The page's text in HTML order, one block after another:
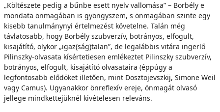
„Költészete pedig a bűnbe esett nyelv vallomása” – Borbély e
mondata önmagában is gyöngyszem, s önmagában szinte egy
kisebb tanulmánynyi értelmezést követelne. Talán még
távlatosabb, hogy Borbély szubverzív, botrányos, elfogult,
kisajátító, olykor „igaz(ság)talan”, de legalábbis vitára ingerlő
Pilinszky-olvasata kísértetiesen emlékeztet Pilinszky szubverzív,
botrányos, elfogult, kisajátító olvasataira (éppúgy a
legfontosabb elődöket illetően, mint Dosztojevszkij, Simone Weil
vagy Camus). Ugyanakkor önreflexív ereje, önmagát olvasó
jellege mindkettejüknél kivételesen releváns.